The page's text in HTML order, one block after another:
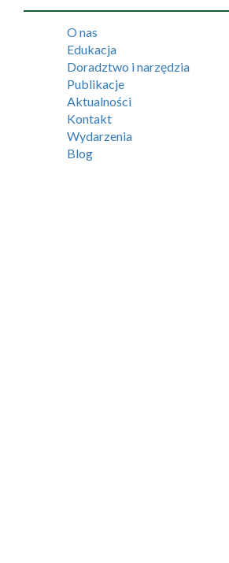
O nas
Edukacja
Doradztwo i narzędzia
Publikacje
Aktualności
Kontakt
Wydarzenia
Blog